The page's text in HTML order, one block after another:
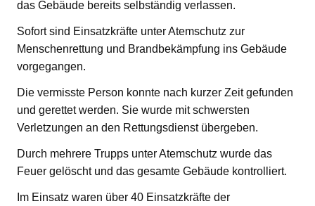
das Gebäude bereits selbständig verlassen.
Sofort sind Einsatzkräfte unter Atemschutz zur
Menschenrettung und Brandbekämpfung ins Gebäude
vorgegangen.
Die vermisste Person konnte nach kurzer Zeit gefunden
und gerettet werden. Sie wurde mit schwersten
Verletzungen an den Rettungsdienst übergeben.
Durch mehrere Trupps unter Atemschutz wurde das
Feuer gelöscht und das gesamte Gebäude kontrolliert.
Im Einsatz waren über 40 Einsatzkräfte der